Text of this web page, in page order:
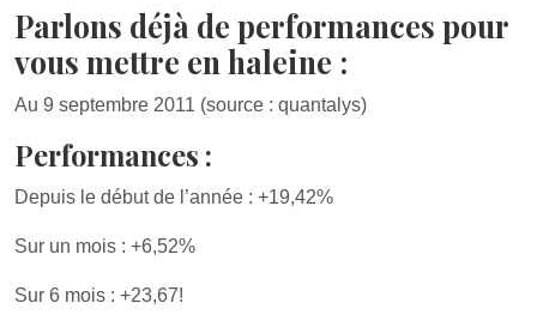
Parlons déjà de performances pour
vous mettre en haleine :
Au 9 septembre 2011 (source : quantalys)
Performances :
Depuis le début de l’année : +19,42%
Sur un mois : +6,52%
Sur 6 mois : +23,67!